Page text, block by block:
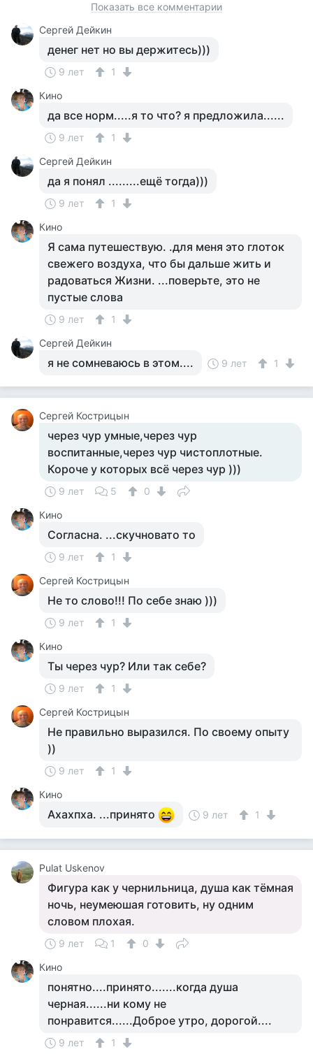
Показать все комментарии
Сергей Дейкин
денег нет но вы держитесь)))
9 лет
1
Кино
да все норм.....я то что? я предложила......
9 лет
1
Сергей Дейкин
да я понял .........ещё тогда)))
9 лет
1
Кино
Я сама путешествую. .для меня это глоток
свежего воздуха, что бы дальше жить и
радоваться Жизни. ...поверьте, это не
пустые слова
9 лет
1
Сергей Дейкин
я не сомневаюсь в этом.... 9 лет 1
Сергей Кострицын
через чур умные,через чур
воспитанные,через чур чистоплотные.
Короче у которых всё через чур )))
9 лет 5
0
Кино
Согласна. ...скучновато то
9 лет
1
Сергей Кострицын
Не то слово!!! По себе знаю )))
9 лет
1
Кино
Ты через чур? Или так себе?
9 лет
1
Сергей Кострицын
Не правильно выразился. По своему опыту
))
9 лет
1
Кино
Ахахпха. ...принято 9 лет 1
Pulat Uskenov
Фигура как у чернильница, душа как тёмная
ночь, неумеюшая готовить, ну одним
словом плохая.
9 лет 1
0
Кино
понятно....принято.......когда душа
черная......ни кому не
понравится......Доброе утро, дорогой....
9 лет 1